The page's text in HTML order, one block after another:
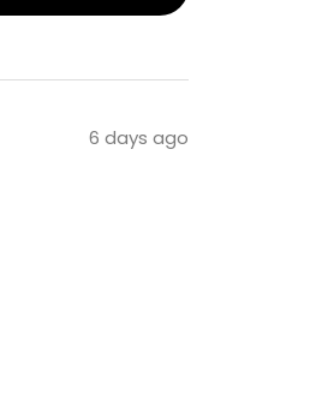
6 days ago